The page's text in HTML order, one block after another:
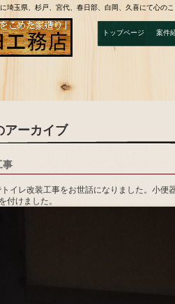
埼玉県、杉戸、宮代、春日部、白岡、久喜にて心の
トップページ 案件
アーカイブ
事
イレ改装工事をお世話になりました。小
付けました。